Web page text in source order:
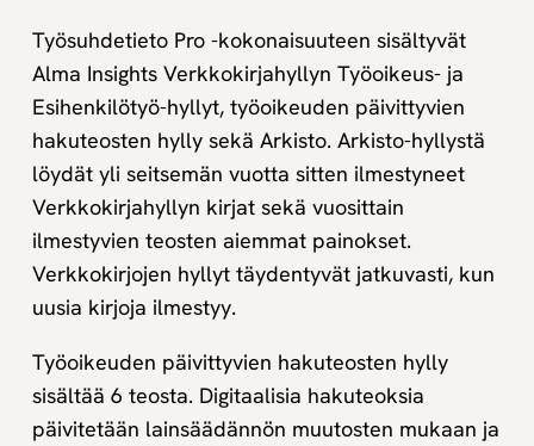
Työsuhdetieto Pro -kokonaisuuteen sisältyvät
Alma Insights Verkkokirjahyllyn Työoikeus- ja
Esihenkilötyö-hyllyt, työoikeuden päivittyvien
hakuteosten hylly sekä Arkisto. Arkisto-hyllystä
löydät yli seitsemän vuotta sitten ilmestyneet
Verkkokirjahyllyn kirjat sekä vuosittain
ilmestyvien teosten aiemmat painokset.
Verkkokirjojen hyllyt täydentyvät jatkuvasti, kun
uusia kirjoja ilmestyy.
Työoikeuden päivittyvien hakuteosten hylly
sisältää 6 teosta. Digitaalisia hakuteoksia
päivitetään lainsäädännön muutosten mukaan ja